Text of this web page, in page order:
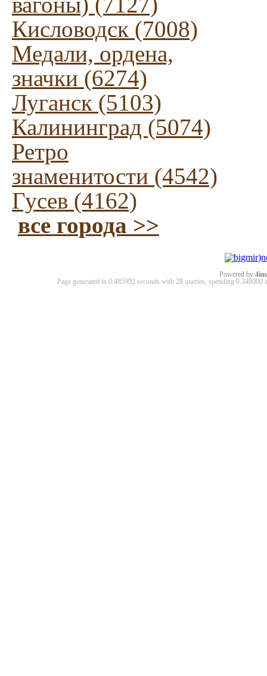
Кисловодск (7008)
Медали, ордена,
значки (6274)
Луганск (5103)
Калининград (5074)
Ретро
знаменитости (4542)
Гусев (4162)
все города >>
Powered by
Page generated in 0.485992 seconds with 28 queries, spending